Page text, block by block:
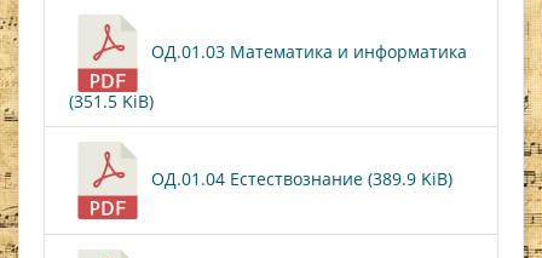
ОД.01.03 Математика и информатика
(351.5 KiB)
ОД.01.04 Естествознание (389.9 KiB)